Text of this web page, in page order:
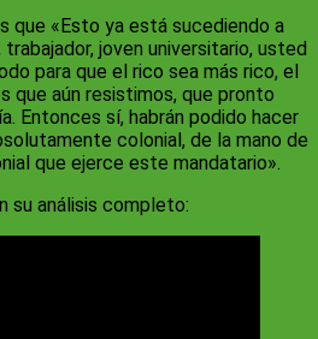
que «Esto ya está sucediendo a
joven universitario, usted
para que el rico sea más rico, el
que aún resistimos, que pronto
Entonces sí, habrán podido hacer
colonial, de la mano de
que ejerce este mandatario».
su análisis completo: